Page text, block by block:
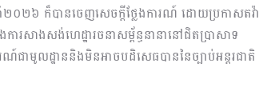
០២៦ ក៏បានចេញសេចក្តីថ្លែងការណ៍ ដោយប្រកាសតវ៉ា
រសាងសង់ហេដ្ឋារចនាសម្ព័ន្ធនានានៅជិតប្រាសាទ
មូលដ្ឋាននិងមិនអាចបដិសេធបាននៃច្បាប់អន្តរជាតិ